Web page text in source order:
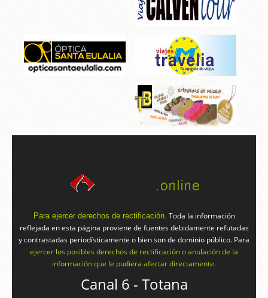
Para ejercer derechos de rectificación. Toda la información
reflejada en esta página proviene de fuentes debidamente refutadas
y contrastadas periodísticamente o bien son de dominio público. Para
ejercer los posibles derechos de rectificación o anulación de la
información que le pudiera afectar directamente.
Canal 6 - Totana